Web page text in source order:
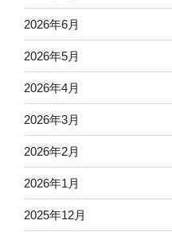
2026年6月
2026年5月
2026年4月
2026年3月
2026年2月
2026年1月
2025年12月